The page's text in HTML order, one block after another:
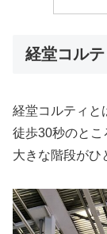
経堂コル
経堂コルティと
徒歩30秒のとこ
大きな階段がひ